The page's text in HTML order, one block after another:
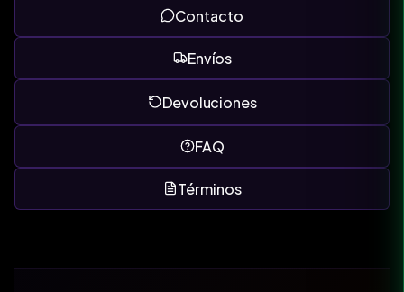
Contacto
Envíos
Devoluciones
FAQ
Términos